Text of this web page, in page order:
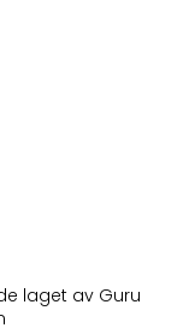
laget av Guru